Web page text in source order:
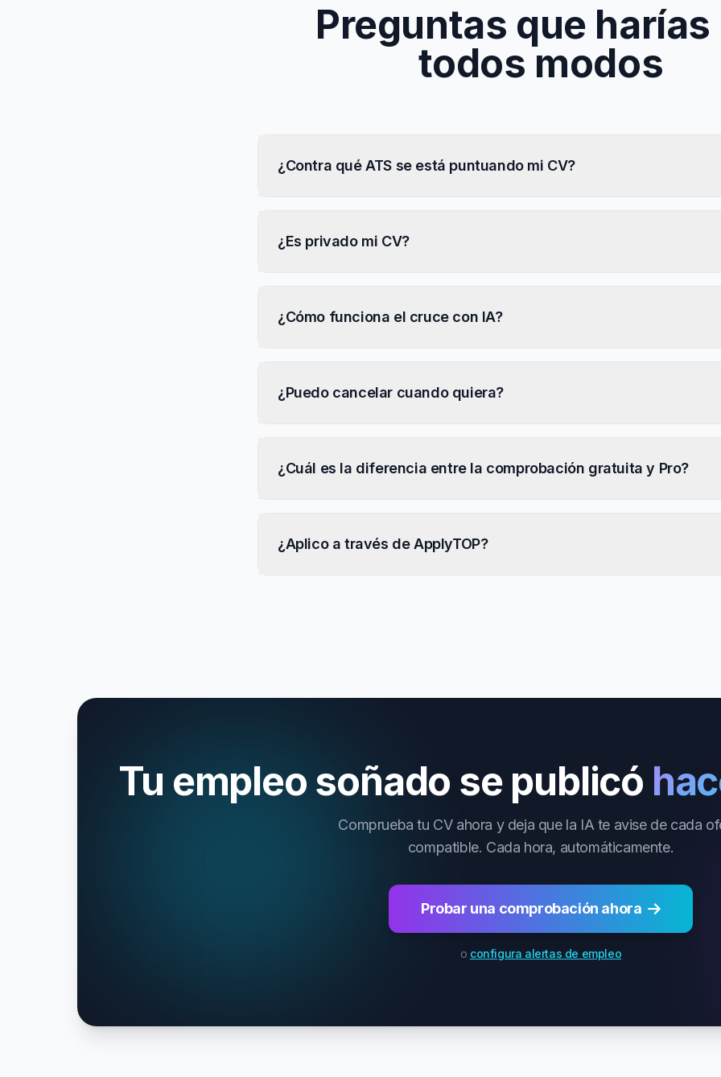
Preguntas que harías
todos modos
¿Contra qué ATS se está puntuando mi CV?
¿Es privado mi CV?
¿Cómo funciona el cruce con IA?
¿Puedo cancelar cuando quiera?
¿Cuál es la diferencia entre la comprobación gratuita y Pro?
¿Aplico a través de ApplyTOP?
Tu empleo soñado se publicó
Comprueba tu CV ahora y deja que la IA te avise de cada
compatible. Cada hora, automáticamente.
Probar una comprobación ahora
o configura alertas de empleo